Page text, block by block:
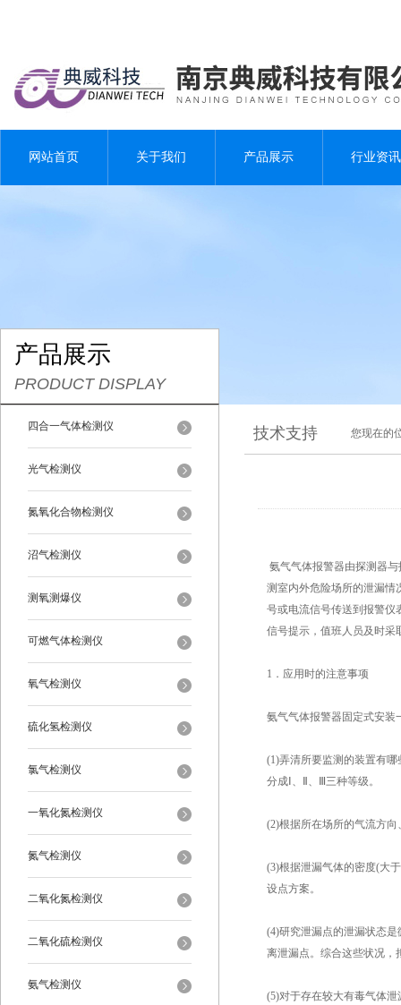
网站首页 关于我们 产品展示 行业资讯
产品展示
PRODUCT DISPLAY
四合一气体检测仪
光气检测仪
氮氧化合物检测仪
沼气检测仪
测氧测爆仪
可燃气体检测仪
氧气检测仪
硫化氢检测仪
氯气检测仪
一氧化氮检测仪
氮气检测仪
二氧化氮检测仪
二氧化硫检测仪
氨气检测仪
技术支持 您现在的
氨气气体报警器由探测器
测室内外危险场所的泄漏情
号或电流信号传送到报警仪
信号提示，值班人员及时采
1．应用时的注意事项
氨气气体报警器固定式安装
(1)弄清所要监测的装置有
分成Ⅰ、Ⅱ、Ⅲ三种等级。
(2)根据所在场所的气流方
(3)根据泄漏气体的密度(大
设点方案。
(4)研究泄漏点的泄漏状态
离泄漏点。综合这些状况，
(5)对于存在较大有毒气体